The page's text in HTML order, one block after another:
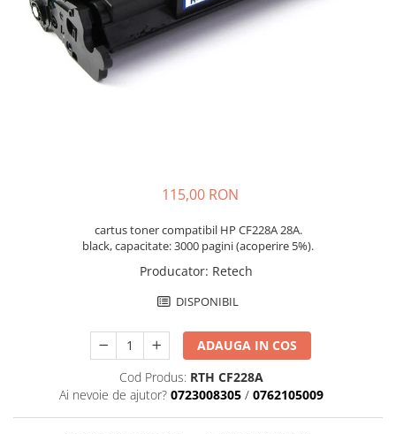
115,00 RON
cartus toner compatibil HP CF228A 28A.
black, capacitate: 3000 pagini (acoperire 5%).
Producator: Retech
DISPONIBIL
ADAUGA IN COS
Cod Produs: RTH CF228A
Ai nevoie de ajutor? 0723008305 / 0762105009